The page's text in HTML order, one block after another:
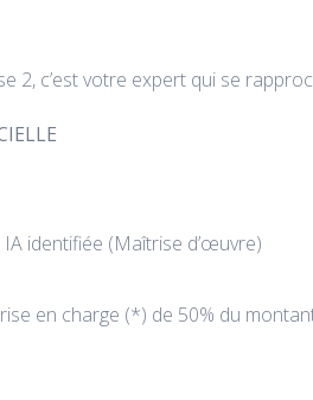
2, c’est votre expert qui se
identifiée (Maîtrise d’œuvre)
en charge (*) de 50% du